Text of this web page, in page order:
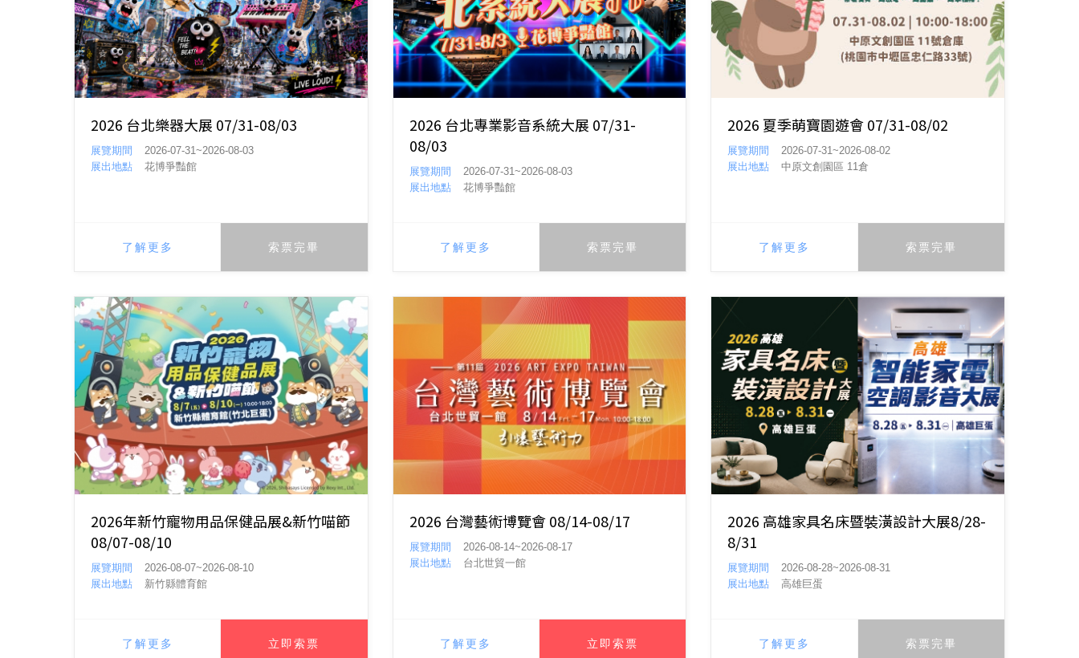
2026 台北樂器大展 07/31-08/03
展覽期間
2026-07-31~2026-08-03
展出地點
花博爭豔館
了解更多 索票完畢
2026 台北專業影音系統大展 07/31-
08/03
展覽期間
2026-07-31~2026-08-03
展出地點
花博爭豔館
了解更多 索票完畢
2026 夏季萌寶園遊會 07/31-08/02
展覽期間
2026-07-31~2026-08-02
展出地點
中原文創園區 11倉
了解更多 索票完畢
2026年新竹寵物用品保健品展&新竹喵節
08/07-08/10
展覽期間
2026-08-07~2026-08-10
展出地點
新竹縣體育館
了解更多 立即索票
2026 台灣藝術博覽會 08/14-08/17
展覽期間
2026-08-14~2026-08-17
展出地點
台北世貿一館
了解更多 立即索票
2026 高雄家具名床暨裝潢設計大展8/28-
8/31
展覽期間
2026-08-28~2026-08-31
展出地點
高雄巨蛋
了解更多 索票完畢